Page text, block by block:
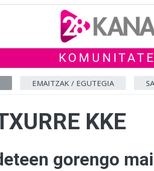
EMAITZAK / EGUTEGIA
KKE
gorengo